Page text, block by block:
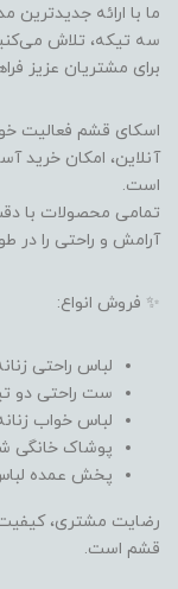
ما با ارائه
سه تیکه، تلاش
برای مشتریان عزیز
اسکای قشم فعالیت خود
آنلاین، امکان خرید
است.
تمامی محصولات با
آرامش و راحتی را در
✨ فروش انواع:
لباس راحتی
ست راحتی دو
لباس خواب
پوشاک خانگی
پخش عمده
رضایت مشتری، کیفیت
قشم است.